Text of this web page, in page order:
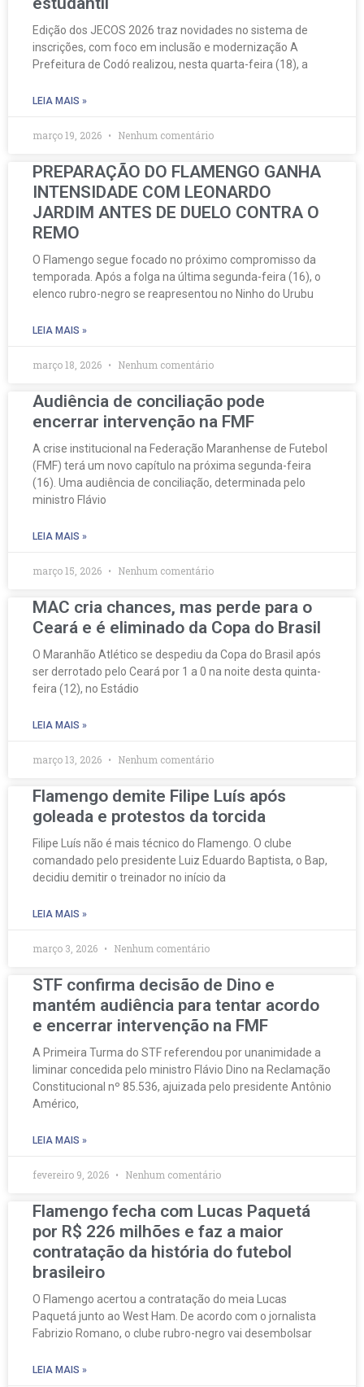
Edição dos JECOS 2026 traz novidades no sistema de
inscrições, com foco em inclusão e modernização A
Prefeitura de Codó realizou, nesta quarta-feira (18), a
LEIA MAIS »
março 19, 2026 Nenhum comentário
PREPARAÇÃO DO FLAMENGO GANHA
INTENSIDADE COM LEONARDO
JARDIM ANTES DE DUELO CONTRA O
REMO
O Flamengo segue focado no próximo compromisso da
temporada. Após a folga na última segunda-feira (16), o
elenco rubro-negro se reapresentou no Ninho do Urubu
LEIA MAIS »
março 18, 2026 Nenhum comentário
Audiência de conciliação pode
encerrar intervenção na FMF
A crise institucional na Federação Maranhense de Futebol
(FMF) terá um novo capítulo na próxima segunda-feira
(16). Uma audiência de conciliação, determinada pelo
ministro Flávio
LEIA MAIS »
março 15, 2026 Nenhum comentário
MAC cria chances, mas perde para o
Ceará e é eliminado da Copa do Brasil
O Maranhão Atlético se despediu da Copa do Brasil após
ser derrotado pelo Ceará por 1 a 0 na noite desta quinta-
feira (12), no Estádio
LEIA MAIS »
março 13, 2026 Nenhum comentário
Flamengo demite Filipe Luís após
goleada e protestos da torcida
Filipe Luís não é mais técnico do Flamengo. O clube
comandado pelo presidente Luiz Eduardo Baptista, o Bap,
decidiu demitir o treinador no início da
LEIA MAIS »
março 3, 2026 Nenhum comentário
STF confirma decisão de Dino e
mantém audiência para tentar acordo
e encerrar intervenção na FMF
A Primeira Turma do STF referendou por unanimidade a
liminar concedida pelo ministro Flávio Dino na Reclamação
Constitucional nº 85.536, ajuizada pelo presidente Antônio
Américo,
LEIA MAIS »
fevereiro 9, 2026 Nenhum comentário
Flamengo fecha com Lucas Paquetá
por R$ 226 milhões e faz a maior
contratação da história do futebol
brasileiro
O Flamengo acertou a contratação do meia Lucas
Paquetá junto ao West Ham. De acordo com o jornalista
Fabrizio Romano, o clube rubro-negro vai desembolsar
LEIA MAIS »